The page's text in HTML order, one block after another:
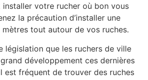
installer votre rucher où bon vous
la précaution d’installer une
tout autour de vos ruches.
législation que les ruchers de ville
développement ces dernières
est fréquent de trouver des ruches